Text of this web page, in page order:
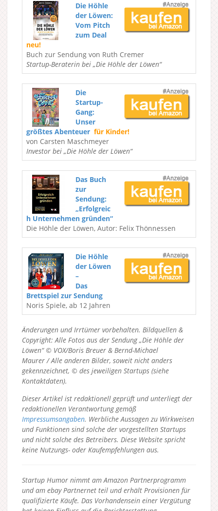
Die Höhle
der Löwen:
Vom Pitch
zum Deal
neu!
Buch zur Sendung von Ruth Cremer
Startup-Beraterin bei „Die Höhle der Löwen“
Die
Startup-
Gang:
Unser
größtes Abenteuer für Kinder!
von Carsten Maschmeyer
Investor bei „Die Höhle der Löwen“
Das Buch
zur
Sendung:
„Erfolgreic
h Unternehmen gründen“
Die Höhle der Löwen, Autor: Felix Thönnessen
Die Höhle
der Löwen
–
Das
Brettspiel zur Sendung
Noris Spiele, ab 12 Jahren
Änderungen und Irrtümer vorbehalten. Bildquellen &
Copyright: Alle Fotos aus der Sendung „Die Höhle der
Löwen“ © VOX/Boris Breuer & Bernd-Michael
Maurer / Alle anderen Bilder, soweit nicht anders
gekennzeichnet, © des jeweiligen Startups (siehe
Kontaktdaten).
Dieser Artikel ist redaktionell geprüft und unterliegt der
redaktionellen Verantwortung gemäß
Impressumsangaben. Werbliche Aussagen zu Wirkweisen
und Funktionen sind solche der vorgestellten Startups
und nicht solche des Betreibers. Diese Website spricht
keine Nutzungs- oder Kaufempfehlungen aus.
Startup Humor nimmt am Amazon Partnerprogramm
und am ebay Partnernet teil und erhält Provisionen für
qualifizierte Käufe. Das Vorhandensein einer Vergütung